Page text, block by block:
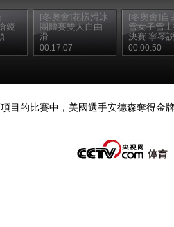
鏡
[冬奧會]花樣滑冰
團體賽雙人自由
滑
00:17:07
[冬奧會]自
雪女子雪
決賽 寧琴
00:00:50
目的比賽中，美國選手安德森奪得金牌